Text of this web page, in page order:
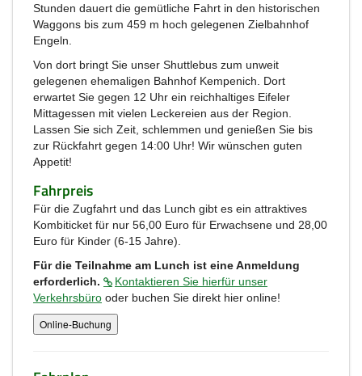
Stunden dauert die gemütliche Fahrt in den historischen
Waggons bis zum 459 m hoch gelegenen Zielbahnhof
Engeln.
Von dort bringt Sie unser Shuttlebus zum unweit
gelegenen ehemaligen Bahnhof Kempenich. Dort
erwartet Sie gegen 12 Uhr ein reichhaltiges Eifeler
Mittagessen mit vielen Leckereien aus der Region.
Lassen Sie sich Zeit, schlemmen und genießen Sie bis
zur Rückfahrt gegen 14:00 Uhr! Wir wünschen guten
Appetit!
Fahrpreis
Für die Zugfahrt und das Lunch gibt es ein attraktives
Kombiticket für nur 56,00 Euro für Erwachsene und 28,00
Euro für Kinder (6-15 Jahre).
Für die Teilnahme am Lunch ist eine Anmeldung
erforderlich.
Kontaktieren Sie hierfür unser
Verkehrsbüro oder buchen Sie direkt hier online!